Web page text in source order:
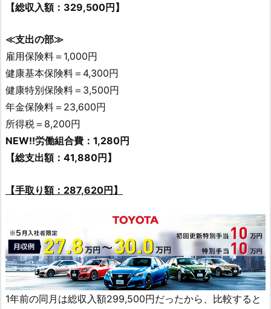
【総収入額：329,500円】
≪支出の部≫
雇用保険料＝1,000円
健康基本保険料＝4,300円
健康特別保険料＝3,500円
年金保険料＝23,600円
所得税＝8,200円
NEW!!労働組合費：1,280円
【総支出額：41,880円】
【手取り額：287,620円】
1年前の同月は総収入額299,500円だったから、比較すると